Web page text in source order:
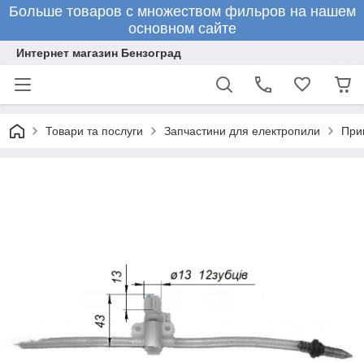
Больше товаров с множеством фильров на нашем
основном сайте
Интернет магазин Бензоград
Товари та послуги Запчастини для електропили